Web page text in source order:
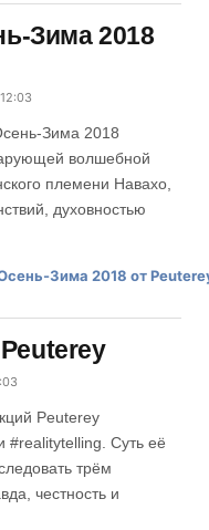
Зима 2018
12:03
Зима 2018
волшебной
племени Навахо,
духовностью
Peuterey
#realitytelling. Суть её
трём
честность и